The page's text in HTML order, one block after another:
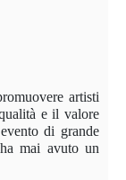
artisti
e il valore
di grande
mai avuto un